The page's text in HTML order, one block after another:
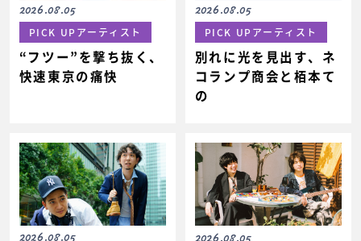
2026.08.05
PICK UPアーティスト
“フツー”を撃ち抜く、
快速東京の痛快
2026.08.05
PICK UPアーティスト
別れに光を見出す、ネ
コランプ商会と栢本て
の
2026.08.05